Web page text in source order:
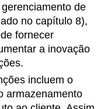
de
no capítulo 8),
fornecer
a inovação
incluem o
armazenamento